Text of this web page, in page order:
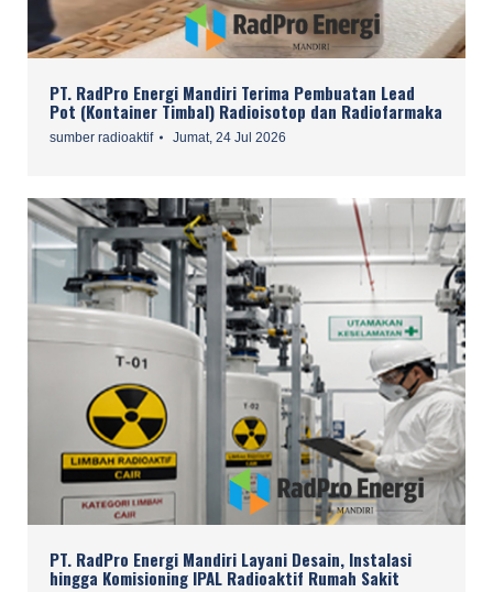
PT. RadPro Energi Mandiri Terima Pembuatan Lead
Pot (Kontainer Timbal) Radioisotop dan Radiofarmaka
sumber radioaktif Jumat, 24 Jul 2026
PT. RadPro Energi Mandiri Layani Desain, Instalasi
hingga Komisioning IPAL Radioaktif Rumah Sakit